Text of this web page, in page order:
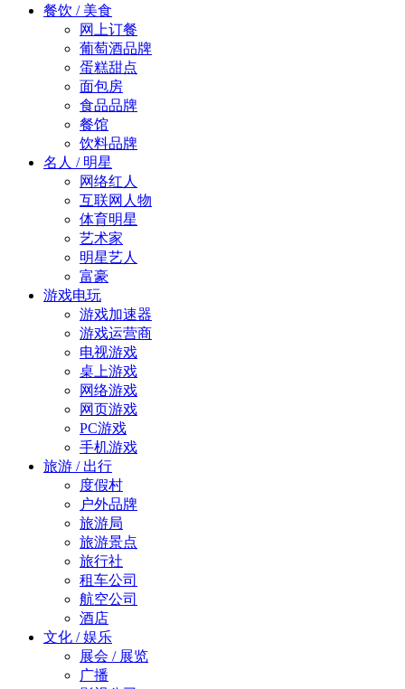
餐饮 / 美食
网上订餐
葡萄酒品牌
蛋糕甜点
面包房
食品品牌
餐馆
饮料品牌
名人 / 明星
网络红人
互联网人物
体育明星
艺术家
明星艺人
富豪
游戏电玩
游戏加速器
游戏运营商
电视游戏
桌上游戏
网络游戏
网页游戏
PC游戏
手机游戏
旅游 / 出行
度假村
户外品牌
旅游局
旅游景点
旅行社
租车公司
航空公司
酒店
文化 / 娱乐
展会 / 展览
广播